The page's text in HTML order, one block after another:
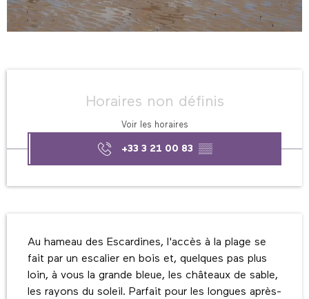
Horaires non définis
Voir les horaires
+33 3 21 00 83 ▒▒
Au hameau des Escardines, l'accès à la plage se
fait par un escalier en bois et, quelques pas plus
loin, à vous la grande bleue, les châteaux de sable,
les rayons du soleil. Parfait pour les longues après-